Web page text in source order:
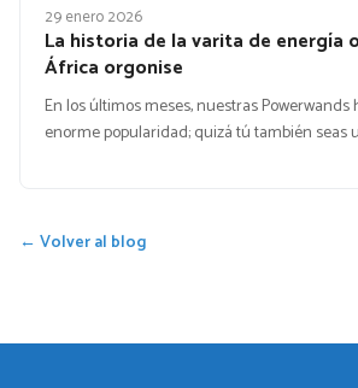
29 enero 2026
La historia de la varita de energía
África orgonise
En los últimos meses, nuestras
enorme popularidad; quizá tú también seas
← Volver al blog